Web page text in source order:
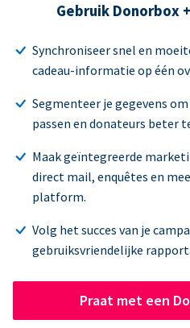
Gebruik Donorbox
Synchroniseer snel en
cadeau-informatie op één
Segmenteer je gegevens
passen en donateurs beter
Maak geïntegreerde
direct mail, enquêtes en
platform.
Volg het succes van je
gebruiksvriendelijke
Praat met een